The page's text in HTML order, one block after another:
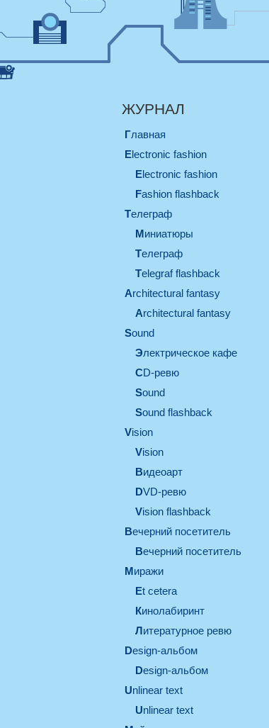
ЖУРНАЛ
Главная
electronic fashion
electronic fashion
Fashion flashback
телеграф
миниатюры
телеграф
Telegraf flashback
architectural fantasy
architectural fantasy
sound
электрическое кафе
CD-ревю
sound
Sound flashback
vision
vision
видеоарт
DVD-ревю
Vision flashback
вечерний посетитель
вечерний посетитель
миражи
et cetera
кинолабиринт
литературное ревю
design-альбом
design-альбом
unlinear text
Unlinear text